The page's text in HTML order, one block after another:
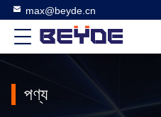
max@beyde.cn
পণ্য